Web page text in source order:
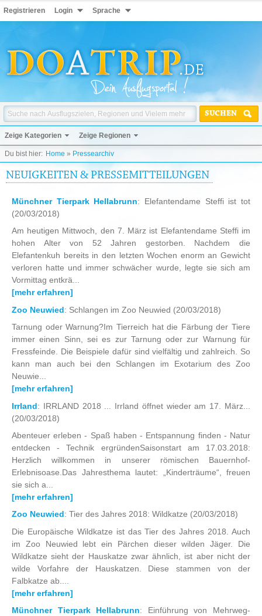
Registrieren Login Sprache
SUCHEN
Zeige Kategorien Zeige Regionen
Du bist hier: Home » Pressearchiv
NEUIGKEITEN & PRESSEMITTEILUNGEN
Münchner Tierpark Hellabrunn: Elefantendame Steffi ist tot
(20/03/2018)
Am heutigen Mittwoch, den 7. März ist Elefantendame Steffi im
hohen Alter von 52 Jahren gestorben. Nachdem die
Elefantenkuh bereits in den letzten Wochen enorm an Gewicht
verloren hatte und immer schwächer wurde, legte sie sich am
Vormittag entkrä...
[mehr erfahren]
Zoo Neuwied: Schlangen im Zoo Neuwied (20/03/2018)
Tarnung oder Warnung?Im Tierreich hat die Färbung der Tiere
immer einen Sinn, sei es zur Tarnung oder zur Warnung für
Fressfeinde. Die Beispiele dafür sind vielfältig und zahlreich. So
kann man auch bei den Schlangen im Exotarium des Zoo
Neuwie...
[mehr erfahren]
Irrland: IRRLAND 2018 ... Irrland öffnet wieder am 17. März...
(20/03/2018)
Abenteuer erleben - Spaß haben - Entspannung finden - Natur
entdecken - Technik ergründenSaisonstart am 17.03.2018:
Herzlich willkommen in unserer römischen Bauernhof-
Erlebnisoase.Das Jahresthema lautet: „Kinderträume“, freuen
sie sich a...
[mehr erfahren]
Zoo Neuwied: Tier des Jahres 2018: Wildkatze (20/03/2018)
Die Europäische Wildkatze ist das Tier des Jahres 2018. Auch
im Zoo Neuwied lebt ein Pärchen dieser wilden Jäger. Die
Wildkatze sieht der Hauskatze zwar ähnlich, ist aber nicht der
wilde Vorfahre der Hauskatzen. Diese stammen von der
Falbkatze ab....
[mehr erfahren]
Münchner Tierpark Hellabrunn: Einführung von Mehrweg-